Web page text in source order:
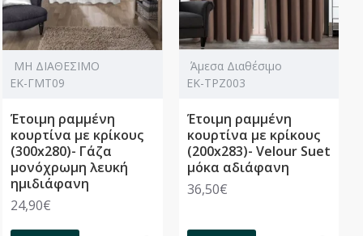
ΜΗ ΔΙΑΘΕΣΙΜΟ
ΕΚ-ΓΜΤ09
Έτοιμη ραμμένη
κουρτίνα με κρίκους
(300x280)- Γάζα
μονόχρωμη λευκή
ημιδιάφανη
24,90€
Άμεσα Διαθέσιμο
ΕΚ-ΤΡΖ003
Έτοιμη ραμμένη
κουρτίνα με κρίκους
(200x283)- Velour Suet
μόκα αδιάφανη
36,50€